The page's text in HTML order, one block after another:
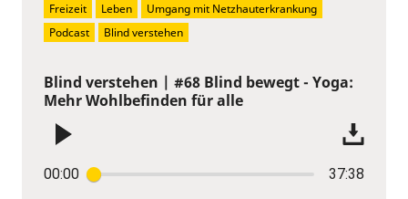
Blind verstehen | #68 Blind bewegt - Yoga:
Mehr Wohlbefinden für alle
00:00 37:38
Freizeit Leben
Umgang mit Netzhauterkrankung
Podcast
Blind verstehen